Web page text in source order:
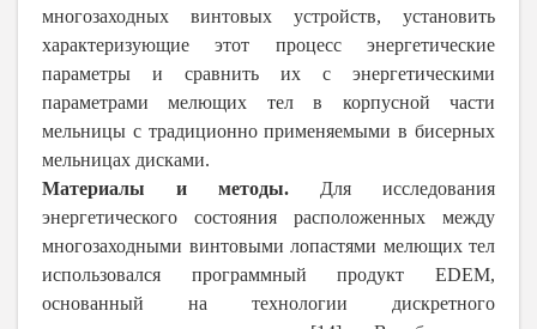
многозаходных винтовых устройств, установить
характеризующие этот процесс энергетические
параметры и сравнить их с энергетическими
параметрами мелющих тел в корпусной части
мельницы с традиционно применяемыми в бисерных
мельницах дисками.
Материалы и методы. Для исследования
энергетического состояния расположенных между
многозаходными винтовыми лопастями мелющих тел
использовался программный продукт EDEM,
основанный на технологии дискретного